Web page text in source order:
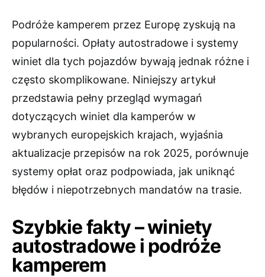
Podróże kamperem przez Europę zyskują na
popularności. Opłaty autostradowe i systemy
winiet dla tych pojazdów bywają jednak różne i
często skomplikowane. Niniejszy artykuł
przedstawia pełny przegląd wymagań
dotyczących winiet dla kamperów w
wybranych europejskich krajach, wyjaśnia
aktualizacje przepisów na rok 2025, porównuje
systemy opłat oraz podpowiada, jak uniknąć
błędów i niepotrzebnych mandatów na trasie.
Szybkie fakty – winiety
autostradowe i podróże
kamperem